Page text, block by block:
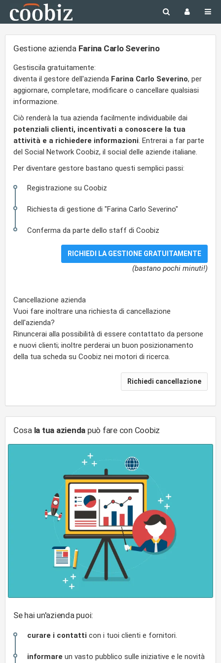
Gestione azienda Farina Carlo Severino
Gestiscila gratuitamente:
diventa il gestore dell'azienda Farina Carlo Severino, per
aggiornare, completare, modificare o cancellare qualsiasi
informazione.
Ciò renderà la tua azienda facilmente individuabile dai
potenziali clienti, incentivati a conoscere la tua
attività e a richiedere informazioni. Entrerai a far parte
del Social Network Coobiz, il social delle aziende italiane.
Per diventare gestore bastano questi semplici passi:
Registrazione su Coobiz
Richiesta di gestione di "Farina Carlo Severino"
Conferma da parte dello staff di Coobiz
(bastano pochi minuti!)
Cancellazione azienda
Vuoi fare inoltrare una richiesta di cancellazione
dell'azienda?
Rinuncerai alla possibilità di essere contattato da persone
e nuovi clienti; inoltre perderai un buon posizionamento
della tua scheda su Coobiz nei motori di ricerca.
Cosa la tua azienda può fare con Coobiz
Se hai un'azienda puoi:
curare i contatti con i tuoi clienti e fornitori.
informare un vasto pubblico sulle iniziative e le novità